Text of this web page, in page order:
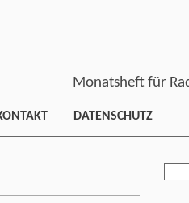
Monatsheft für
DATENSCHUTZ